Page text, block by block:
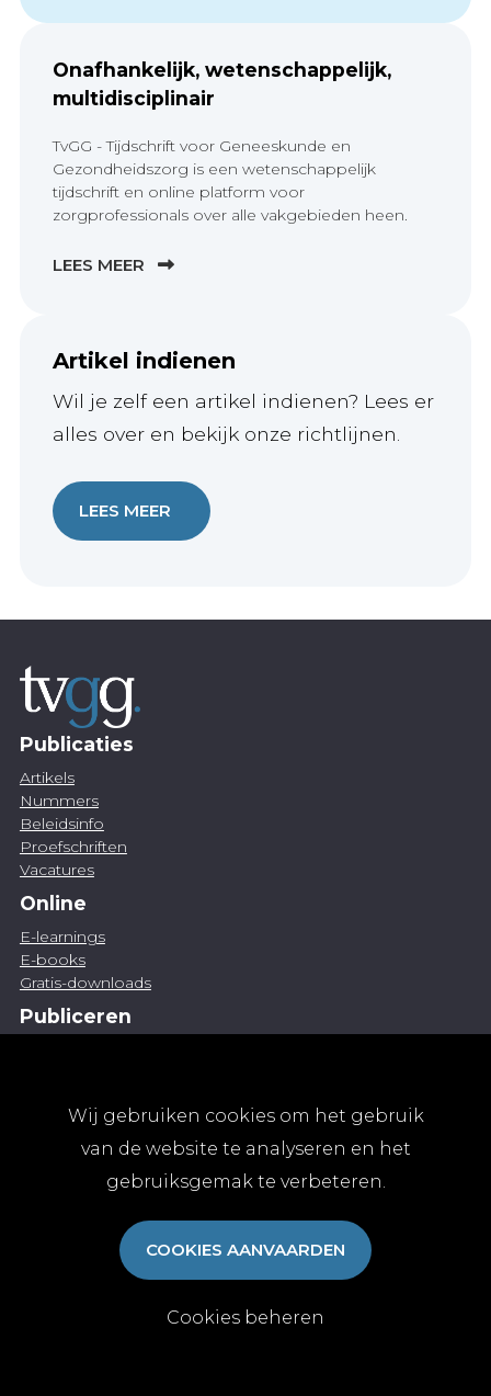
Wij gebruiken cookies om het gebruik
van de website te analyseren en het
gebruiksgemak te verbeteren.
COOKIES AANVAARDEN
Cookies beheren
Onafhankelijk, wetenschappelijk,
multidisciplinair
TvGG - Tijdschrift voor Geneeskunde en
Gezondheidszorg is een wetenschappelijk
tijdschrift en online platform voor
zorgprofessionals over alle vakgebieden heen.
LEES MEER
Artikel indienen
Wil je zelf een artikel indienen? Lees er
alles over en bekijk onze richtlijnen.
LEES MEER
Publicaties
Artikels
Nummers
Beleidsinfo
Proefschriften
Vacatures
Online
E-learnings
E-books
Gratis-downloads
Publiceren
Abonnementen
Algemene abonnementsvoorwaarden